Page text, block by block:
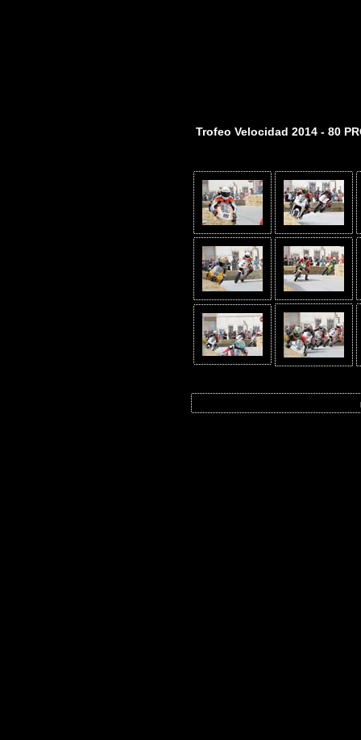
Trofeo Velocidad 2014 - 80